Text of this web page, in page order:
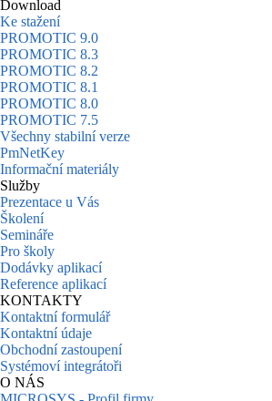
Download
Ke stažení
PROMOTIC 9.0
PROMOTIC 8.3
PROMOTIC 8.2
PROMOTIC 8.1
PROMOTIC 8.0
PROMOTIC 7.5
Všechny stabilní verze
PmNetKey
Informační materiály
Služby
Prezentace u Vás
Školení
Semináře
Pro školy
Dodávky aplikací
Reference aplikací
KONTAKTY
Kontaktní formulář
Kontaktní údaje
Obchodní zastoupení
Systémoví integrátoři
O NÁS